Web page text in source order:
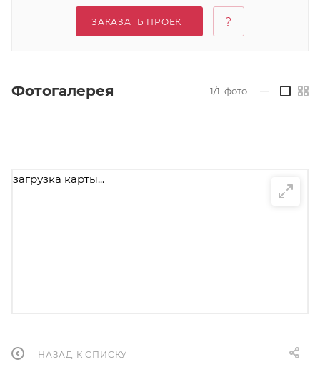
ЗАКАЗАТЬ ПРОЕКТ
Фотогалерея 1/1 фото
загрузка карты...
НАЗАД К СПИСКУ